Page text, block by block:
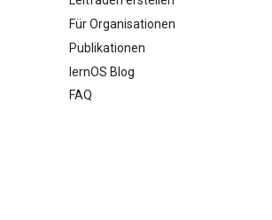
Für Organisationen
Publikationen
lernOS Blog
FAQ